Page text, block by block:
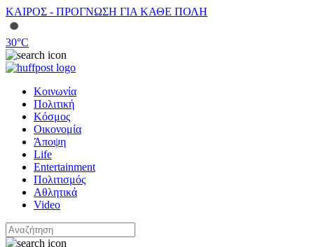
ΚΑΙΡΟΣ - ΠΡΟΓΝΩΣΗ ΓΙΑ ΚΑΘΕ ΠΟΛΗ
30°C
Κοινωνία
Πολιτική
Κόσμος
Οικονομία
Άποψη
Life
Entertainment
Πολιτισμός
Αθλητικά
Video